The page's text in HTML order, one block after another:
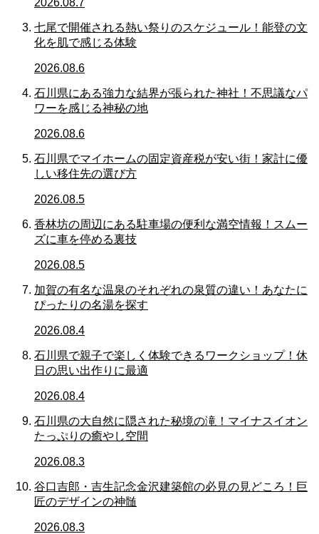
七尾で開催される熱い祭りのスケジュール！能登の文
化を肌で感じる体験
2026.08.6
石川県にある強力な結界が張られた神社！不思議なパ
ワーを感じる神秘の地
2026.08.6
石川県でマイホームの固定資産税が安い街！家計に優
しい移住先の選び方
2026.08.5
香林坊の周辺にある駐車場の便利な満空情報！スムー
ズに車を停める裏技
2026.08.5
加賀の有名な温泉のそれぞれの泉質の違い！あなたに
ぴったりの名湯を探す
2026.08.4
石川県で親子で楽しく体験できるワークショップ！休
日の思い出作りに最適
2026.08.4
石川県の大自然に隠された秘境の滝！マイナスイオン
たっぷりの癒やし空間
2026.08.3
谷口吉郎・吉生記念金沢建築館の必見の見どころ！巨
匠のデザインの神髄
2026.08.3